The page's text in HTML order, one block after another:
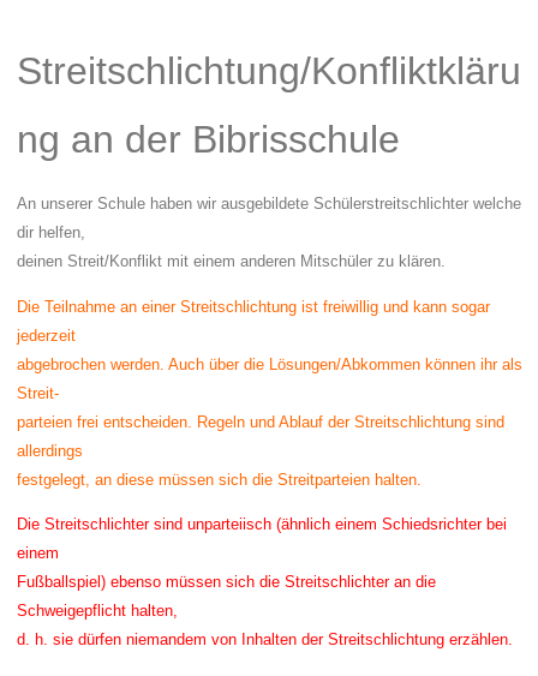
Streitschlichtung/Konfliktkläru
ng an der Bibrisschule
An unserer Schule haben wir ausgebildete Schülerstreitschlichter welche
dir helfen,
deinen Streit/Konflikt mit einem anderen Mitschüler zu klären.
Die Teilnahme an einer Streitschlichtung ist freiwilligund kann sogar
jederzeit
abgebrochen werden. Auch über die Lösungen/Abkommen können ihr als
Streit-
parteien frei entscheiden.
Regeln und Ablaufder Streitschlichtung sind
allerdings
festgelegt, an diese müssen sich die Streitparteien halten.
Die Streitschlichter sind unparteiisch(ähnlich einem Schiedsrichter bei
einem
Fußballspiel) ebenso müssen sich die Streitschlichter an die
Schweigepflicht halten,
d. h. sie dürfen niemandem von Inhalten der Streitschlichtung erzählen.